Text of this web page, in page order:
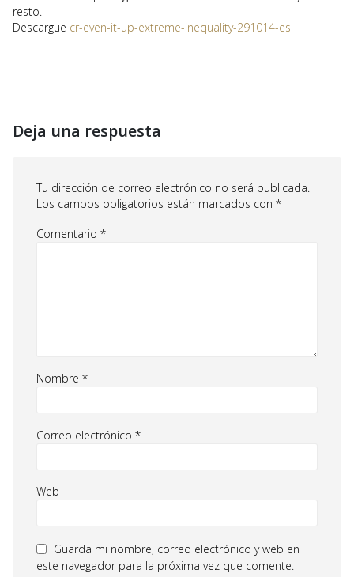
resto.
Descargue cr-even-it-up-extreme-inequality-291014-es
Deja una respuesta
Tu dirección de correo electrónico no será publicada.
Los campos obligatorios están marcados con *
Comentario *
Nombre *
Correo electrónico *
Web
Guarda mi nombre, correo electrónico y web en
este navegador para la próxima vez que comente.